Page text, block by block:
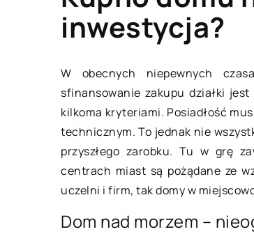
inwestycja?
W obecnych niepewnych
sfinansowanie zakupu działki
kilkoma kryteriami. Posiadłość
technicznym. To jednak nie
przyszłego zarobku. Tu w grę
centrach miast są pożądane ze
uczelni i firm, tak domy w
Dom nad morzem –